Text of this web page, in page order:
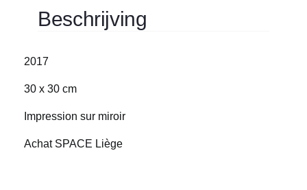
Beschrijving
2017
30 x 30 cm
Impression sur miroir
Achat SPACE Liège